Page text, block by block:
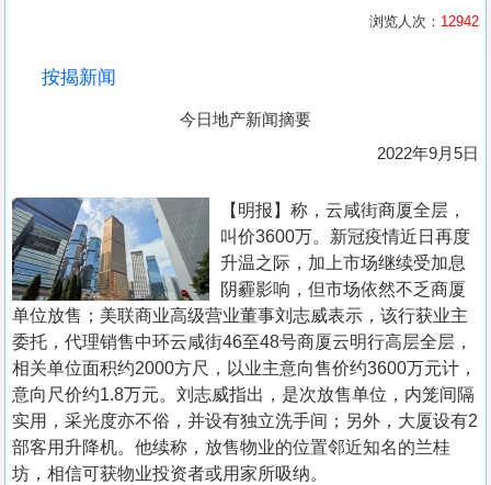
置
业
手
册
关
於
我
们
浏览人次： 12942
按揭新闻
今日地产新闻摘要
2022年9月5日
【明报】称，云咸街商厦全层，
叫价3600万。新冠疫情近日再度
升温之际，加上市场继续受加息
阴霾影响，但市场依然不乏商厦
单位放售；美联商业高级营业董事刘志威表示，该行获业主
委托，代理销售中环云咸街46至48号商厦云明行高层全层，
相关单位面积约2000方尺，以业主意向售价约3600万元计，
意向尺价约1.8万元。刘志威指出，是次放售单位，内笼间隔
实用，采光度亦不俗，并设有独立洗手间；另外，大厦设有2
部客用升降机。他续称，放售物业的位置邻近知名的兰桂
坊，相信可获物业投资者或用家所吸纳。